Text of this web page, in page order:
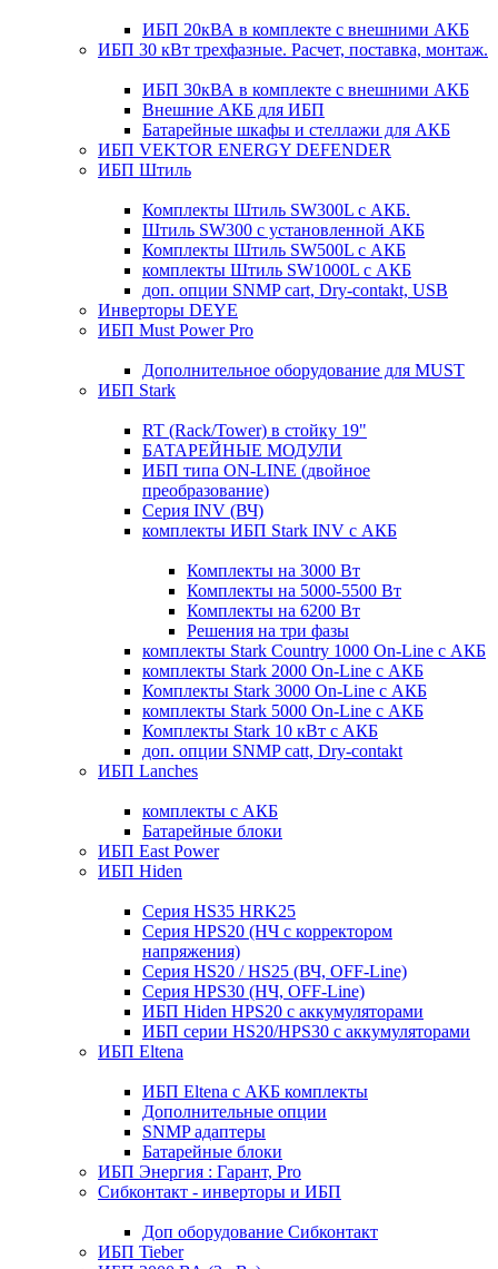
ИБП 20кВА в комплекте с внешними АКБ
ИБП 30 кВт трехфазные. Расчет, поставка, монтаж.
ИБП 30кВА в комплекте с внешними АКБ
Внешние АКБ для ИБП
Батарейные шкафы и стеллажи для АКБ
ИБП VEKTOR ENERGY DEFENDER
ИБП Штиль
Комплекты Штиль SW300L с АКБ.
Штиль SW300 с установленной АКБ
Комплекты Штиль SW500L с АКБ
комплекты Штиль SW1000L с АКБ
доп. опции SNMP cart, Dry-contakt, USB
Инверторы DEYE
ИБП Must Power Pro
Дополнительное оборудование для MUST
ИБП Stark
RT (Rack/Tower) в стойку 19"
БАТАРЕЙНЫЕ МОДУЛИ
ИБП типа ON-LINE (двойное
преобразование)
Серия INV (ВЧ)
комплекты ИБП Stark INV с АКБ
Комплекты на 3000 Вт
Комплекты на 5000-5500 Вт
Комплекты на 6200 Вт
Решения на три фазы
комплекты Stark Country 1000 On-Line с АКБ
комплекты Stark 2000 On-Line с АКБ
Комплекты Stark 3000 On-Line с АКБ
комплекты Stark 5000 On-Line с АКБ
Комплекты Stark 10 кВт с АКБ
доп. опции SNMP catt, Dry-contakt
ИБП Lanches
комплекты с АКБ
Батарейные блоки
ИБП East Power
ИБП Hiden
Серия HS35 HRK25
Серия HPS20 (НЧ с корректором
напряжения)
Серия HS20 / HS25 (ВЧ, OFF-Line)
Серия HPS30 (НЧ, OFF-Line)
ИБП Hiden HPS20 с аккумуляторами
ИБП серии HS20/HPS30 с аккумуляторами
ИБП Eltena
ИБП Eltena с АКБ комплекты
Дополнительные опции
SNMP адаптеры
Батарейные блоки
ИБП Энергия : Гарант, Pro
Сибконтакт - инверторы и ИБП
Доп оборудование Сибконтакт
ИБП Tieber